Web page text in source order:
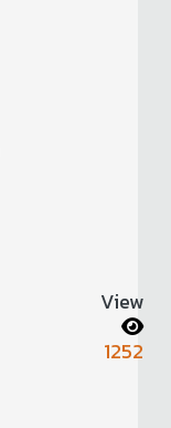
View
1252